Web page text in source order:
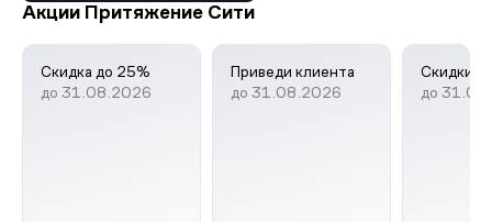
Акции Притяжение Сити
Скидка до 25%
до 31.08.2026
Приведи клиента
до 31.08.2026
Скидки
до